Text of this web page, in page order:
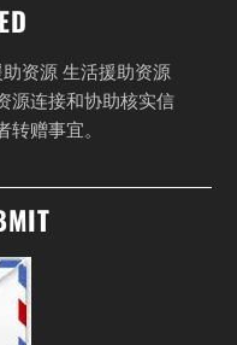
资源 生活援助资源
源连接和协助核实信
赠事宜。